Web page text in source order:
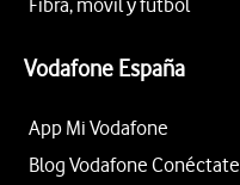
Fibra, móvil y fútbol
Vodafone España
App Mi Vodafone
Blog Vodafone Conéctate